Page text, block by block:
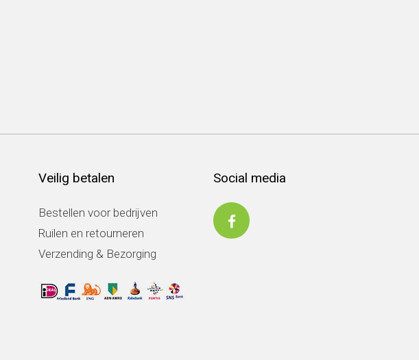
Veilig betalen
Bestellen voor bedrijven
Ruilen en retourneren
Verzending & Bezorging
Social media